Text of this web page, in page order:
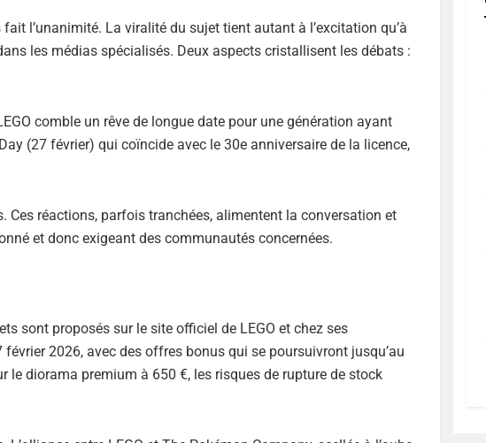
l’unanimité. La viralité du sujet tient autant à l’excitation qu’à
les médias spécialisés. Deux aspects cristallisent les débats :
comble un rêve de longue date pour une génération ayant
(27 février) qui coïncide avec le 30e anniversaire de la licence,
Ces réactions, parfois tranchées, alimentent la conversation et
et donc exigeant des communautés concernées.
sont proposés sur le site officiel de LEGO et chez ses
2026, avec des offres bonus qui se poursuivront jusqu’au
le diorama premium à 650 €, les risques de rupture de stock